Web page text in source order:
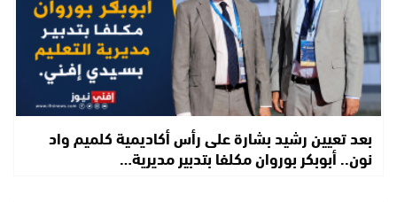
بعد تعيين رشيد بشارة على رأس أكاديمية كلميم واد
نون.. أبوبكر بوروان مكلفا بتدبير مديرية…